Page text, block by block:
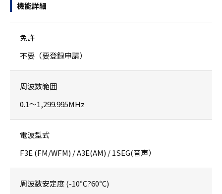
機能詳細
免許
不要（要登録申請）
周波数範囲
0.1〜1,299.995MHz
電波型式
F3E (FM/WFM) / A3E(AM) / 1SEG(音声）
周波数安定度 (-10℃?60℃)